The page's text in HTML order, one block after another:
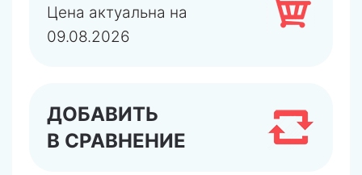
Цена актуальна на
09.08.2026
ДОБАВИТЬ
В СРАВНЕНИЕ